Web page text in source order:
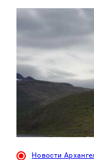
Новости